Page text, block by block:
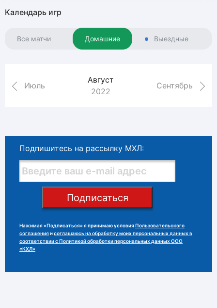
Календарь игр
Все матчи Домашние Выездные
Июль
Август
2022
Сентябрь
Подпишитесь на рассылку МХЛ:
Подписаться
Нажимая «Подписаться» я принимаю условия Пользовательского
соглашения исоглашаюсь на обработку моих персональных данных в
соответствии с Политикой обработки персональных данных ООО
«КХЛ»